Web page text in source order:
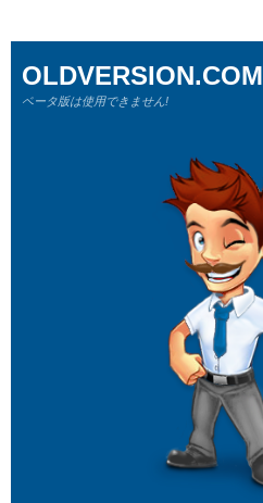
OLDVERSION.COM
ベータ版は使用できません!